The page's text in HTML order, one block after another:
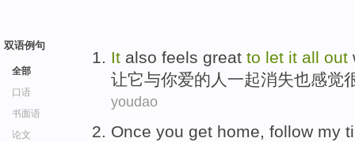
双语例句
全部
口语
书面语
论文
It also feels great to let it all out
让它与你爱的 人 一起消失也感觉
youdao
Once you get home, follow my